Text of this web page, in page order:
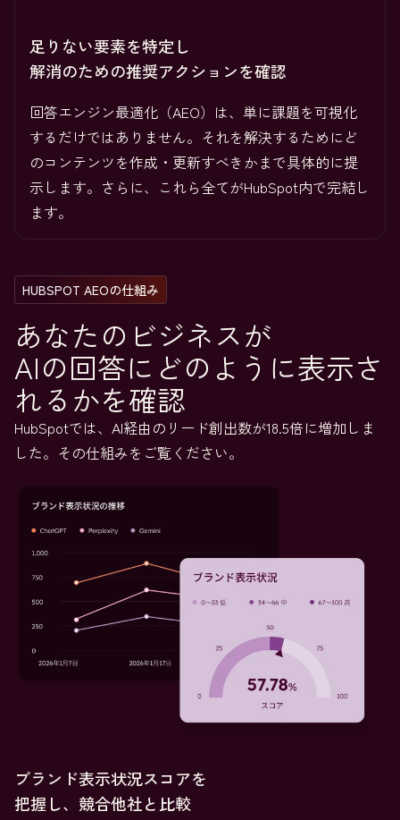
足りない要素を特定し
解消のための推奨アクションを確認
回答エンジン最適化（AEO）は、単に課題を可視化
するだけではありません。それを解決するためにど
のコンテンツを作成・更新すべきかまで具体的に提
示します。さらに、これら全てがHubSpot内で完結し
ます。
HUBSPOT AEOの仕組み
あなたのビジネスが
AIの回答にどのように表示さ
れるかを確認
HubSpotでは、AI経由のリード創出数が18.5倍に増加しま
した。その仕組みをご覧ください。
ブランド表示状況スコアを
把握し、競合他社と比較